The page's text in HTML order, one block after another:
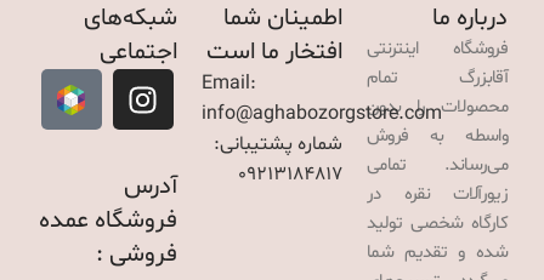
درباره ما
فروشگاه اینترنتی
آقابزرگ تمام
محصولات را بدون
واسطه به فروش
می‌رساند. تمامی
زیورآلات نقره در
کارگاه شخصی تولید
شده و تقدیم شما
اطمینان شما
افتخار ما است
Email:
info@aghabozorgstore.com
شماره پشتیبانی:
09213184817
شبکه‌های
اجتماعی
آدرس
فروشگاه عمده
فروشی :